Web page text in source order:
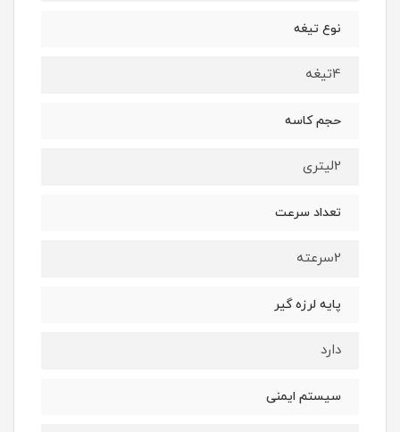
نوع تیغه
4تیغه
حجم کاسه
2لیتری
تعداد سرعت
2سرعته
پایه لرزه گیر
دارد
سیستم ایمنی